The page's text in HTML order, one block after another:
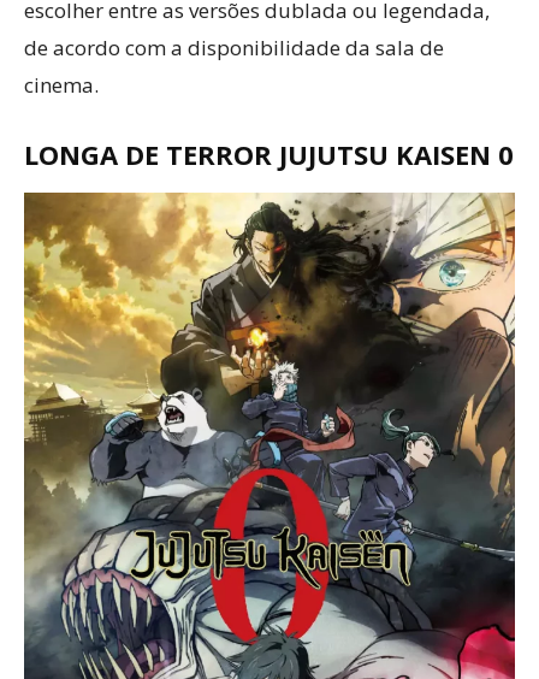
escolher entre as versões dublada ou legendada,
de acordo com a disponibilidade da sala de
cinema.
LONGA DE TERROR JUJUTSU KAISEN 0